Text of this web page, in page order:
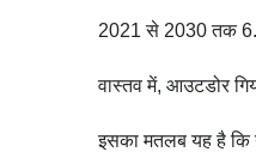
2021 से 2030 तक
वास्तव में, आउटडोर
इसका मतलब यह है कि